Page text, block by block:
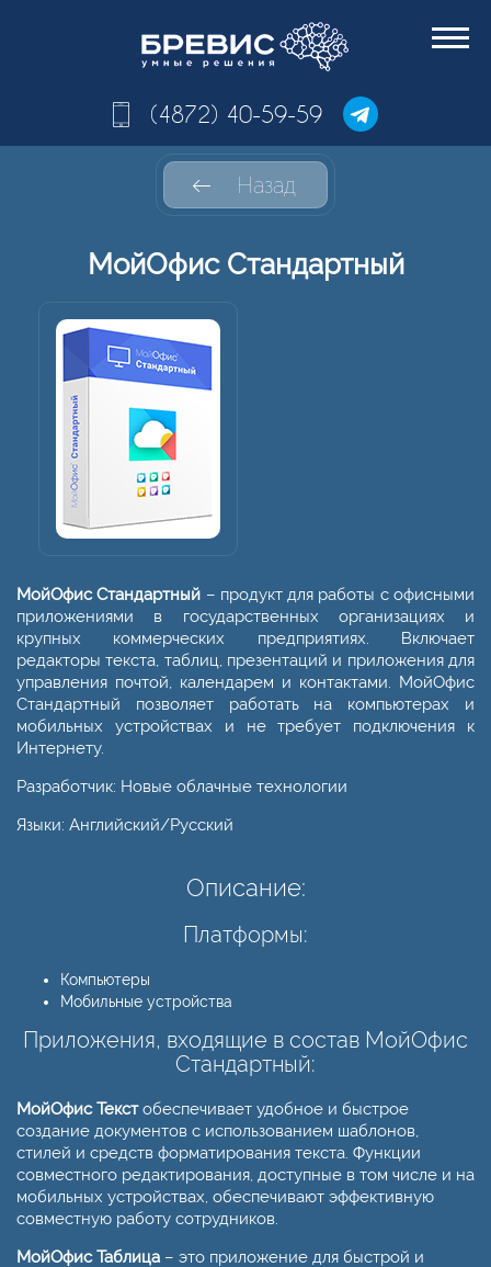
(4872) 40-59-59
Назад
МойОфис Стандартный
МойОфис Стандартный – продукт для работы с офисными
приложениями в государственных организациях и
крупных коммерческих предприятиях. Включает
редакторы текста, таблиц, презентаций и приложения для
управления почтой, календарем и контактами. МойОфис
Стандартный позволяет работать на компьютерах и
мобильных устройствах и не требует подключения к
Интернету.
Разработчик: Новые облачные технологии
Языки: Английский/Русский
Описание:
Платформы:
Компьютеры
Мобильные устройства
Приложения, входящие в состав МойОфис
Стандартный:
МойОфис Текстобеспечивает удобное и быстрое
создание документов с использованием шаблонов,
стилей и средств форматирования текста. Функции
совместного редактирования, доступные в том числе и на
мобильных устройствах, обеспечивают эффективную
совместную работу сотрудников.
МойОфис Таблица – это приложение для быстрой и